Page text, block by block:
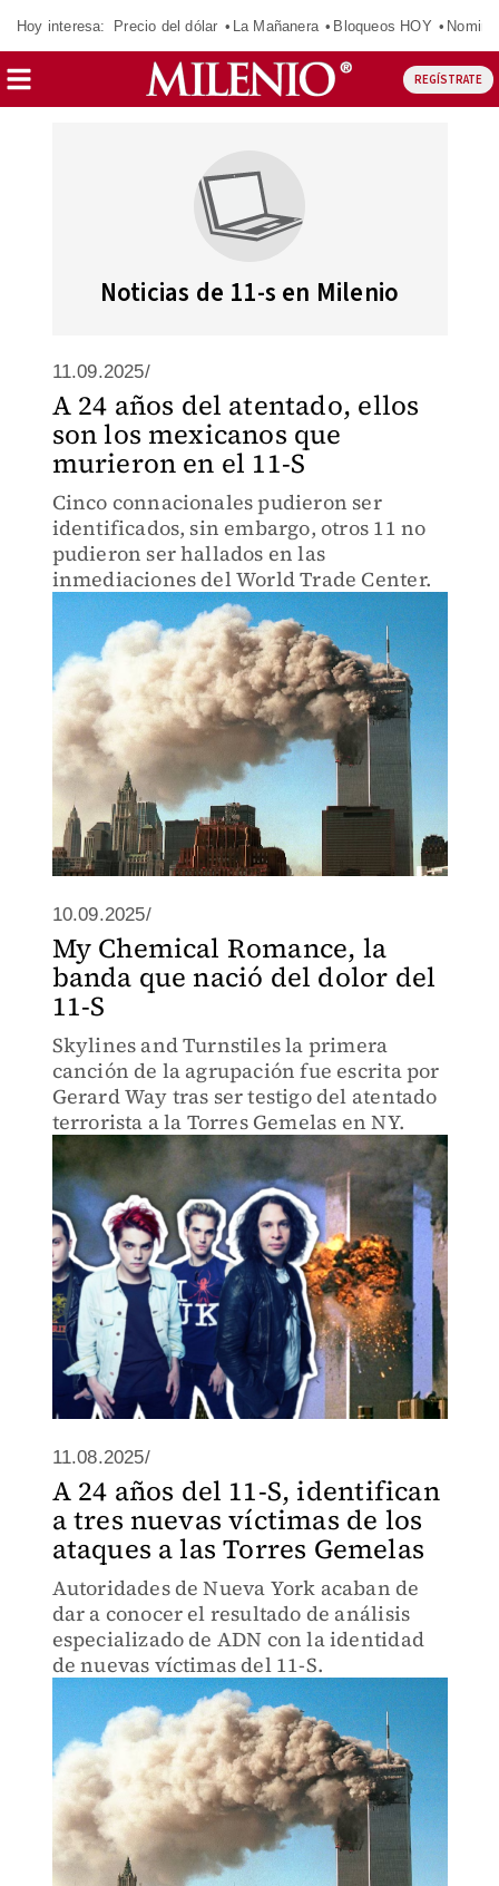
Hoy interesa: Precio del dólar La Mañanera Bloqueos HOY
REGÍSTRATE
Noticias de 11-s en Milenio
11.09.2025/
A 24 años del atentado, ellos
son los mexicanos que
murieron en el 11-S
Cinco connacionales pudieron ser
identificados, sin embargo, otros 11 no
pudieron ser hallados en las
inmediaciones del World Trade Center.
10.09.2025/
My Chemical Romance, la
banda que nació del dolor del
11-S
Skylines and Turnstiles la primera
canción de la agrupación fue escrita por
Gerard Way tras ser testigo del atentado
terrorista a la Torres Gemelas en NY.
11.08.2025/
A 24 años del 11-S, identifican
a tres nuevas víctimas de los
ataques a las Torres Gemelas
Autoridades de Nueva York acaban de
dar a conocer el resultado de análisis
especializado de ADN con la identidad
de nuevas víctimas del 11-S.